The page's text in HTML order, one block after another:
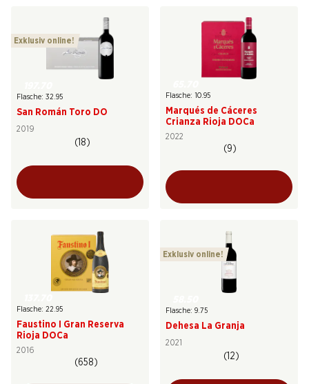
Exklusiv online!
Flasche: 32.95
San Román Toro DO
2019
(18)
Flasche: 10.95
Marqués de Cáceres
Crianza Rioja DOCa
2022
(9)
Flasche: 22.95
Faustino I Gran Reserva
Rioja DOCa
2016
(658)
Exklusiv online!
Flasche: 9.75
Dehesa La Granja
2021
(12)